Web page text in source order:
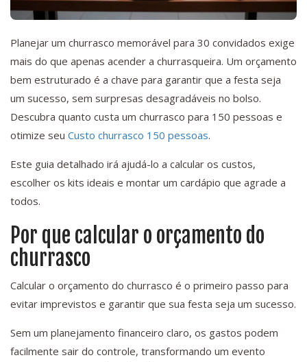
Planejar um churrasco memorável para 30 convidados exige
mais do que apenas acender a churrasqueira. Um orçamento
bem estruturado é a chave para garantir que a festa seja
um sucesso, sem surpresas desagradáveis no bolso.
Descubra quanto custa um churrasco para 150 pessoas e
otimize seu Custo churrasco 150 pessoas.
Este guia detalhado irá ajudá-lo a calcular os custos,
escolher os kits ideais e montar um cardápio que agrade a
todos.
Por que calcular o orçamento do
churrasco
Calcular o orçamento do churrasco é o primeiro passo para
evitar imprevistos e garantir que sua festa seja um sucesso.
Sem um planejamento financeiro claro, os gastos podem
facilmente sair do controle, transformando um evento